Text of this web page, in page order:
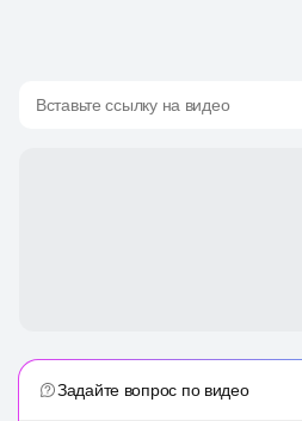
Вставьте ссылку на видео
Задайте вопрос по видео